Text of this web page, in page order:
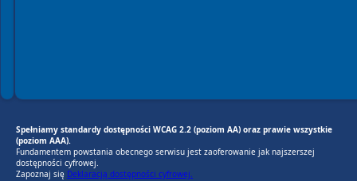
Spełniamy standardy dostępności WCAG 2.2 (poziom AA) oraz prawie wszystkie
(poziom AAA).
Fundamentem powstania obecnego serwisu jest zaoferowanie jak najszerszej
dostępności cyfrowej.
Zapoznaj się Deklaracją dostępności cyfrowej.